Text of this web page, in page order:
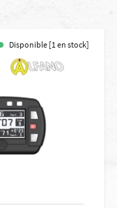
Disponible [1 en stock]